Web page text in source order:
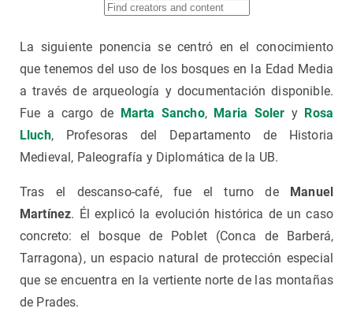
La siguiente ponencia se centró en el conocimiento
que tenemos del uso de los bosques en la Edad Media
a través de arqueología y documentación disponible.
Fue a cargo de
Marta Sancho, Maria Soler y Rosa
Lluch, Profesoras del Departamento de Historia
Medieval, Paleografía y Diplomática de la UB.
Tras el descanso-café, fue el turno de
Manuel
Martínez. Él explicó la evolución histórica de un caso
concreto: el bosque de Poblet (Conca de Barberá,
Tarragona), un espacio natural de protección especial
que se encuentra en la vertiente norte de las montañas
de Prades.